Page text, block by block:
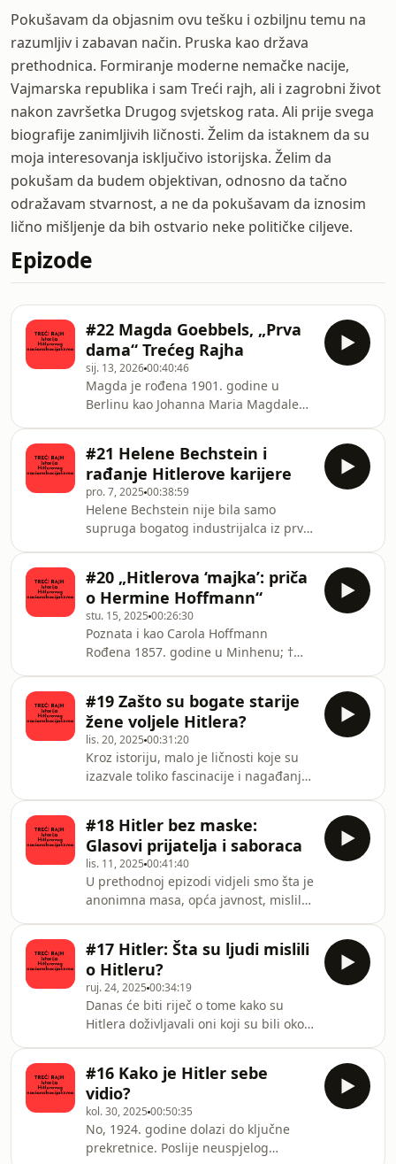
Pokušavam da objasnim ovu tešku i ozbiljnu temu na
razumljiv i zabavan način. Pruska kao država
prethodnica. Formiranje moderne nemačke nacije,
Vajmarska republika i sam Treći rajh, ali i zagrobni život
nakon završetka Drugog svjetskog rata. Ali prije svega
biografije zanimljivih ličnosti. Želim da istaknem da su
moja interesovanja isključivo istorijska. Želim da
pokušam da budem objektivan, odnosno da tačno
odražavam stvarnost, a ne da pokušavam da iznosim
lično mišljenje da bih ostvario neke političke ciljeve.
Epizode
#22 Magda Goebbels, „Prva
dama“ Trećeg Rajha
sij. 13, 202600:40:46
Magda je rođena 1901. godine u
Berlinu kao Johanna Maria Magdalena
je napustio porodicu ubrzo nakon
njenog rođenja. Njena majka Auguste
Behrend razvela se od njega 1905.
godine.Godine 1908. majka se ponovo
udala za Richarda Friedländera,
imućnog, asimiliranog jevrejskog
tekstilnog industrijalca koji je živio i
radio u Brisel
#21 Helene Bechstein i
rađanje Hitlerove karijere
pro. 7, 2025 00:38:59
Helene Bechstein nije bila samo
supruga bogatog industrijalca iz prve
nacističkog pokreta, koja je kroz svoj
lični odnos imala značajan utjecaj na
Hitlerov život i političku karijeru.
Nekoliko historičara ukazalo je na to
da je Helenina uloga daleko
prevazilazila puku finansijsku
podršku: ona je bila ta koja je mladog
poli
#20 „Hitlerova ‘majka’: priča
o Hermine Hoffmann“
stu. 15, 2025 00:26:30
Poznata i kao Carola Hoffmann
Rođena 1857. godine u Minhenu; †
Carola (Hermine) Hoffmann postala je
Hitlerova prva „usvojiteljska majka“ i
pokroviteljica. Bila je istovremeno
njegova pristaša i lična obožavateljka.
U stranačkom listu Völkischer
Beobachter nazivana je „gospođa
direktorica Hoffmann“.Hermine
Hoffmann bila je udata za star
#19 Zašto su bogate starije
žene voljele Hitlera?
lis. 20, 2025 00:31:20
Kroz istoriju, malo je ličnosti koje su
izazvale toliko fascinacije i nagađanja
odnosi sa ženama – bilo da su bili
majčinski, prijateljski, platonski ili,
možda, ljubavni – otkrivaju jednu
drugu, često zanemarenu stranu
njegove ličnosti. Ti odnosi nam nude
psihološki uvid u čovjeka iza mita, u
onu tamnu i ranjivu figuru koja
#18 Hitler bez maske:
Glasovi prijatelja i saboraca
lis. 11, 2025 00:41:40
U prethodnoj epizodi vidjeli smo šta je
anonimna masa, opća javnost, mislila
pitanjem kako su Hitlera vidjeli
njegovi saradnici, partijski drugovi,
prijatelji, poznanici i, uopšte, oni koji
su ga dobro poznavali.Želio bih
napomenuti da ću pored opaski
Waltera Langera dodati i vlastita
zapažanja i komentare. Drugim
riječima, pokušat ću smjestiti građu u
širi konte
#17 Hitler: Šta su ljudi mislili
o Hitleru?
ruj. 24, 2025 00:34:19
Danas će biti riječ o tome kako su
Hitlera doživljavali oni koji su bili oko
o tome kako je Hitler bio primljen, šta
su zapravo čuli i vidjeli. Kao što je
poznato, na početku želim
napomenuti da veoma različiti izvori,
nezavisno jedni od drugih, potvrđuju
#16 Kako je Hitler sebe
vidio?
kol. 30, 2025 00:50:35
No, 1924. godine dolazi do ključne
prekretnice. Poslije neuspjelog